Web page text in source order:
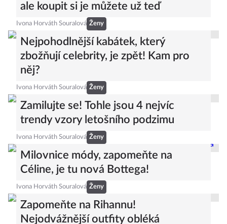
ale koupit si je můžete už teď
Ivona Horváth Souralová Ženy
Nejpohodlnější kabátek, který
zbožňují celebrity, je zpět! Kam pro
něj?
Ivona Horváth Souralová Ženy
Zamilujte se! Tohle jsou 4 nejvíc
trendy vzory letošního podzimu
Ivona Horváth Souralová Ženy
Milovnice módy, zapomeňte na
Céline, je tu nová Bottega!
Ivona Horváth Souralová Ženy
Zapomeňte na Rihannu!
Nejodvážnější outfity obléká